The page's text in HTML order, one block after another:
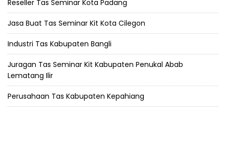
Reseller Tas Seminar Kota Padang
Jasa Buat Tas Seminar Kit Kota Cilegon
Industri Tas Kabupaten Bangli
Juragan Tas Seminar Kit Kabupaten Penukal Abab
Lematang Ilir
Perusahaan Tas Kabupaten Kepahiang